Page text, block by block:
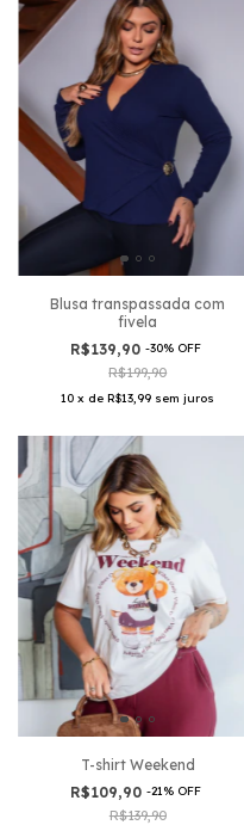
Blusa transpassada com
fivela
R$139,90 -30% OFF
R$199,90
10 x deR$13,99 sem juros
T-shirt Weekend
R$109,90 -21 % OFF
R$139,90